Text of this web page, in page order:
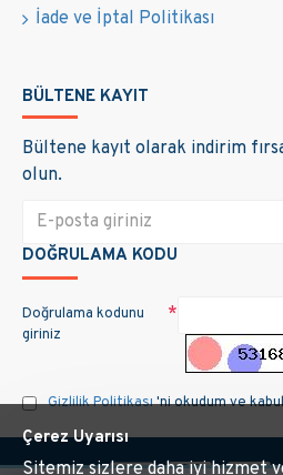
İade ve İptal Politikası
BÜLTENE KAYIT
Bültene kayıt olarak indirim
olun.
DOĞRULAMA KODU
Doğrulama kodunu
giriniz
Gizlilik Politikası'ni okudum ve
Çerez Uyarısı
Sitemiz sizlere daha iyi hizmet